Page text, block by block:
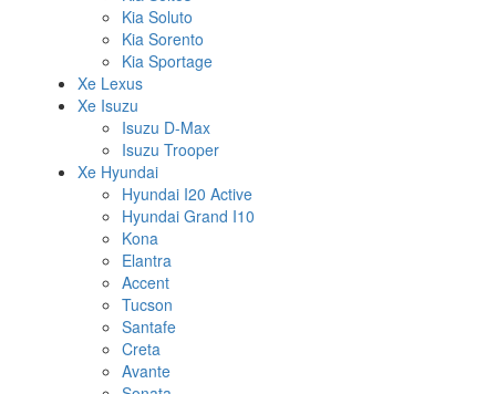
Kia Soluto
Kia Sorento
Kia Sportage
Xe Lexus
Xe Isuzu
Isuzu D-Max
Isuzu Trooper
Xe Hyundai
Hyundai I20 Active
Hyundai Grand I10
Kona
Elantra
Accent
Tucson
Santafe
Creta
Avante